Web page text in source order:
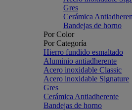
Gres
Cerámica
Bandejas de horno
Por Color
Por Categoría
Hierro fundido esmaltado
Aluminio antiadherente
Acero inoxidable Classic
Acero inoxidable Signature
Gres
Cerámica Antiadherente
Bandejas de horno